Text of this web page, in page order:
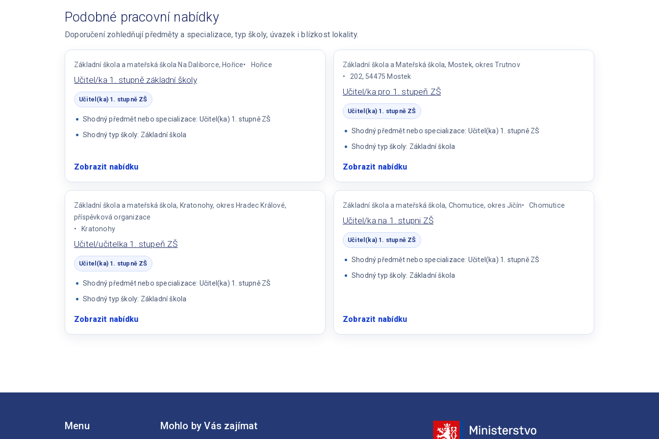
Podobné pracovní nabídky
Doporučení zohledňují předměty a specializace, typ školy, úvazek i blízkost lokality.
Základní škola a mateřská škola Na Daliborce, Hořice Hořice
Učitel/ka 1. stupně základní školy
Učitel(ka) 1. stupně ZŠ
Shodný předmět nebo specializace: Učitel(ka) 1. stupně ZŠ
Shodný typ školy: Základní škola
Zobrazit nabídku:
1.
stupně
základní
Základní škola a Mateřská škola, Mostek, okres Trutnov
202, 54475 Mostek
Učitel/ka pro 1. stupeň ZŠ
Učitel(ka) 1. stupně ZŠ
Shodný předmět nebo specializace: Učitel(ka) 1. stupně ZŠ
Shodný typ školy: Základní škola
Zobrazit nabídku:
pro
1.
stupeň
ZŠ
Základní škola a mateřská škola, Kratonohy, okres Hradec Králové,
příspěvková organizace
Kratonohy
Učitel/učitelka 1. stupeň ZŠ
Učitel(ka) 1. stupně ZŠ
Shodný předmět nebo specializace: Učitel(ka) 1. stupně ZŠ
Shodný typ školy: Základní škola
Zobrazit nabídku:
Základní škola a mateřská škola, Chomutice, okres Jičín Chomutice
Učitel/ka na 1. stupni ZŠ
Učitel(ka) 1. stupně ZŠ
Shodný předmět nebo specializace: Učitel(ka) 1. stupně ZŠ
Shodný typ školy: Základní škola
Zobrazit nabídku:
Menu Mohlo by Vás zajímat